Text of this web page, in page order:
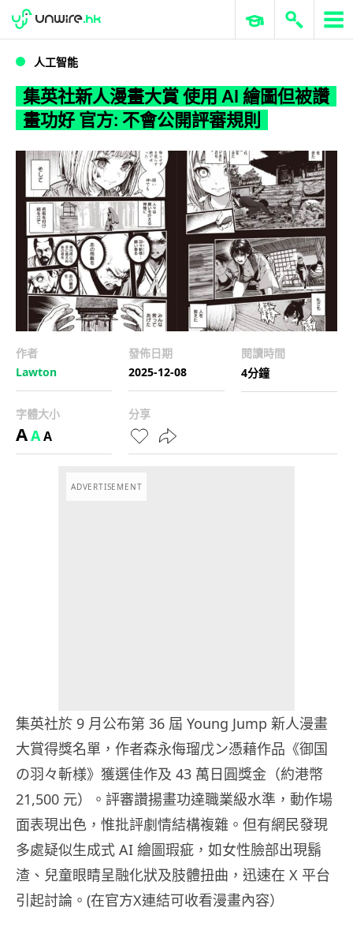
WWDC 2026 ERP 與商業 AI
人工智能
集英社新人漫畫大賞 使用 AI 繪圖但被讚
畫功好 官方: 不會公開評審規則
作者
Lawton
發佈日期
2025-12-08
閱讀時間
4分鐘
字體大小
AAA
分享
ADVERTISEMENT
集英社於 9 月公布第 36 屆 Young Jump 新人漫畫
大賞得獎名單，作者森永侮瑠戊ン憑藉作品《御国
の羽々斬様》獲選佳作及 43 萬日圓獎金（約港幣
21,500 元）。評審讚揚畫功達職業級水準，動作場
面表現出色，惟批評劇情結構複雜。但有網民發現
多處疑似生成式 AI 繪圖瑕疵，如女性臉部出現鬍
渣、兒童眼睛呈融化狀及肢體扭曲，迅速在 X 平台
引起討論。(在官方X連結可收看漫畫內容）